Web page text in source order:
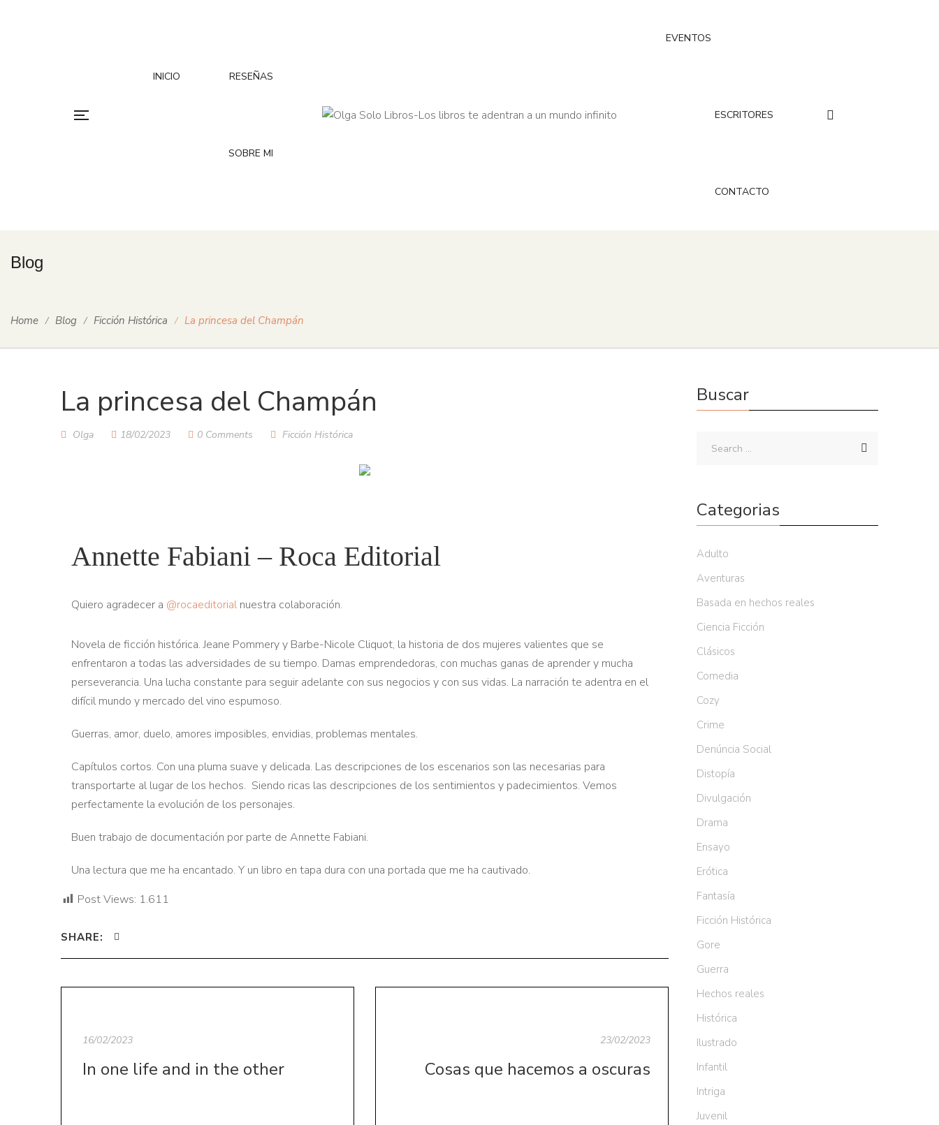
INICIO RESEÑAS
SOBRE MI
EVENTOS
ESCRITORES
CONTACTO
Blog
Home Blog Ficción Histórica La princesa del Champán
La princesa del Champán
Olga 18/02/2023 0 Comments Ficción Histórica
Annette Fabiani – Roca Editorial
Quiero agradecer a @rocaeditorial nuestra colaboración.
Novela de ficción histórica. Jeane Pommery y Barbe-Nicole Cliquot, la historia de dos mujeres valientes que se
enfrentaron a todas las adversidades de su tiempo. Damas emprendedoras, con muchas ganas de aprender y mucha
perseverancia. Una lucha constante para seguir adelante con sus negocios y con sus vidas. La narración te adentra en el
difícil mundo y mercado del vino espumoso.
Guerras, amor, duelo, amores imposibles, envidias, problemas mentales.
Capítulos cortos. Con una pluma suave y delicada. Las descripciones de los escenarios son las necesarias para
transportarte al lugar de los hechos. Siendo ricas las descripciones de los sentimientos y padecimientos. Vemos
perfectamente la evolución de los personajes.
Buen trabajo de documentación por parte de Annette Fabiani.
Una lectura que me ha encantado. Y un libro en tapa dura con una portada que me ha cautivado.
Post Views: 1.611
SHARE:
16/02/2023
In one life and in the other
23/02/2023
Cosas que hacemos a oscuras
Buscar
Categorias
Adulto
Aventuras
Basada en hechos reales
Ciencia Ficción
Clásicos
Comedia
Cozy
Crime
Denúncia Social
Distopía
Divulgación
Drama
Ensayo
Erótica
Fantasía
Ficción Histórica
Gore
Guerra
Hechos reales
Histórica
Ilustrado
Infantil
Intriga
Juvenil